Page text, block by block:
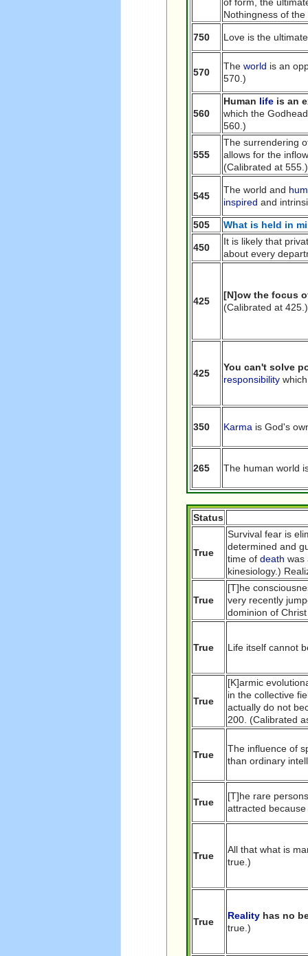
of form, the
Nothingness of
750 Love is the
570
Theworld is an
570.)
560
Human life is an
which the
560.)
555
The surrendering
allows for the
(Calibrated at 555.)
545
The world and
inspired and
505 What is held in
450
It is likely that
about every
425
[N]ow the focus
(Calibrated at 425.)
425
You can't solve
responsibility
350 Karma is God's
265 The human world
Status
True
Survival fear is
determined and
time ofdeath was
kinesiology.)
True
[T]he
very recently
dominion of
True Life itself cannot
True
[K]armic
in the collective
actually do not
200. (Calibrated
True
The influence of
than ordinary
True
[T]he rare
attracted
True
All that what is
true.)
True
Reality has no
true.)